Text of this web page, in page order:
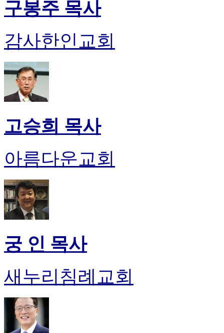
구봉주 목사
감사한인교회
고승희 목사
아름다운교회
궁 인 목사
새누리침례교회